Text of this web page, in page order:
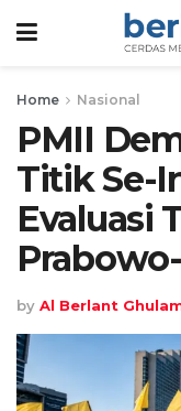
Home Nasional
PMII
Titik Se-
Evaluasi
by Al Berlant